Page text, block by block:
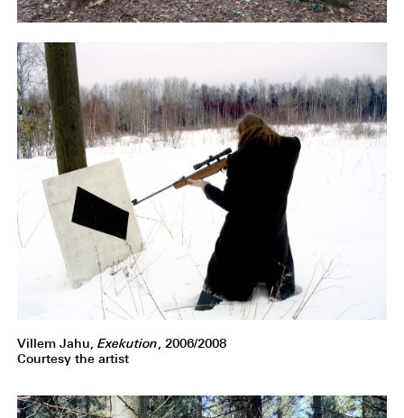
Villem Jahu, Exekution, 2006/2008
Courtesy the artist